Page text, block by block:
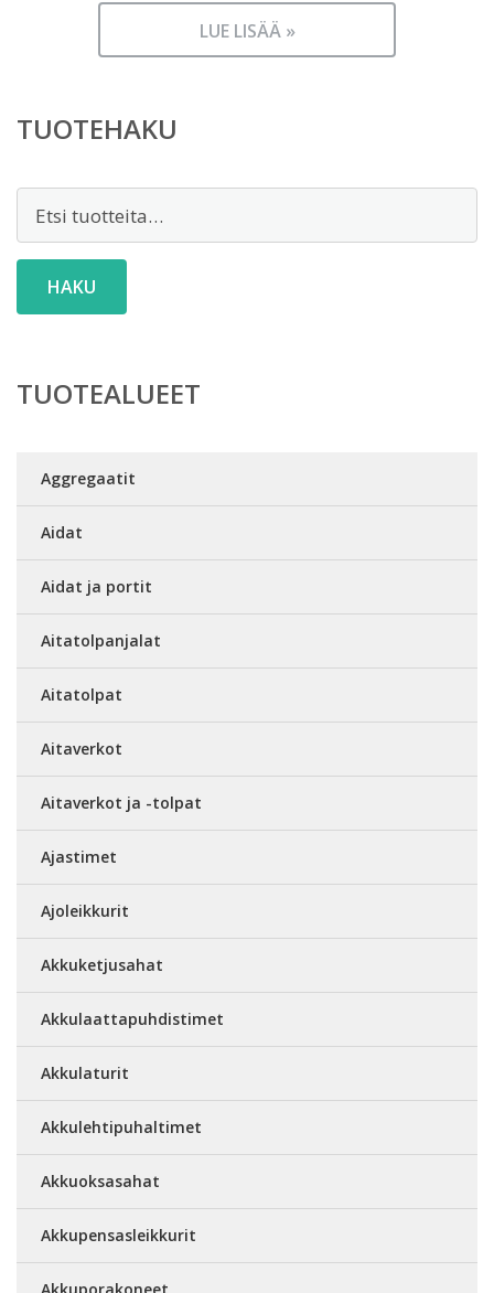
LUE LISÄÄ »
TUOTEHAKU
HAKU
TUOTEALUEET
Aggregaatit
Aidat
Aidat ja portit
Aitatolpanjalat
Aitatolpat
Aitaverkot
Aitaverkot ja -tolpat
Ajastimet
Ajoleikkurit
Akkuketjusahat
Akkulaattapuhdistimet
Akkulaturit
Akkulehtipuhaltimet
Akkuoksasahat
Akkupensasleikkurit